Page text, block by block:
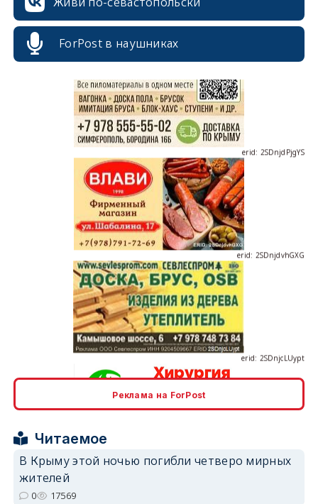
ForPost в наушниках
erid: 2SDnjdPjgYS
erid: 2SDnjdvhGXG
erid: 2SDnjcrDNw6
Реклама на ForPost
Читаемое
В Крыму этой ночью погибли четверо мирных
жителей
0 17569